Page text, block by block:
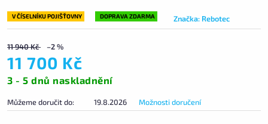
V ČÍSELNÍKU POJIŠŤOVNY DOPRAVA ZDARMA Značka: Rebotec
11 940 Kč –2 %
11 700 Kč
3 - 5 dnů naskladnění
Můžeme doručit do: 19.8.2026 Možnosti doručení